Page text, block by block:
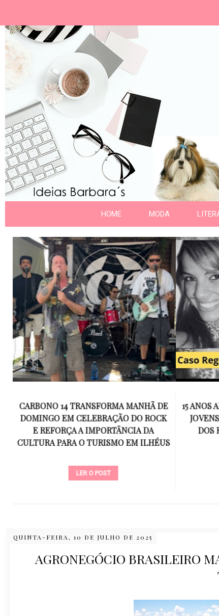
HOME MODA
15 ANOS APÓS RACHA QUE MATOU DOIS
JOVENS EM ILHÉUS, CONDENAÇÃO
DOS RESPONSÁVEIS TORNA-SE
DEFINITIVA
LER O POST
UM KIT
DE
QUINTA-FEIRA, 10 DE JULHO DE 2025
AGRONEGÓCIO BRASILEIRO